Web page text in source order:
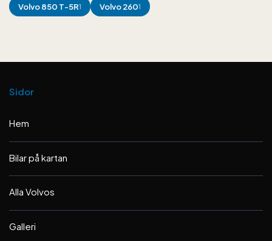
Volvo850 T-5R1 Volvo2601
Sidor
Hem
Bilar på kartan
Alla Volvos
Galleri